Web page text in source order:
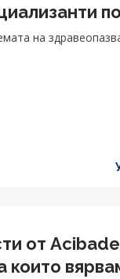
на
от